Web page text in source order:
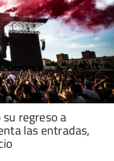
regreso a
las entradas,